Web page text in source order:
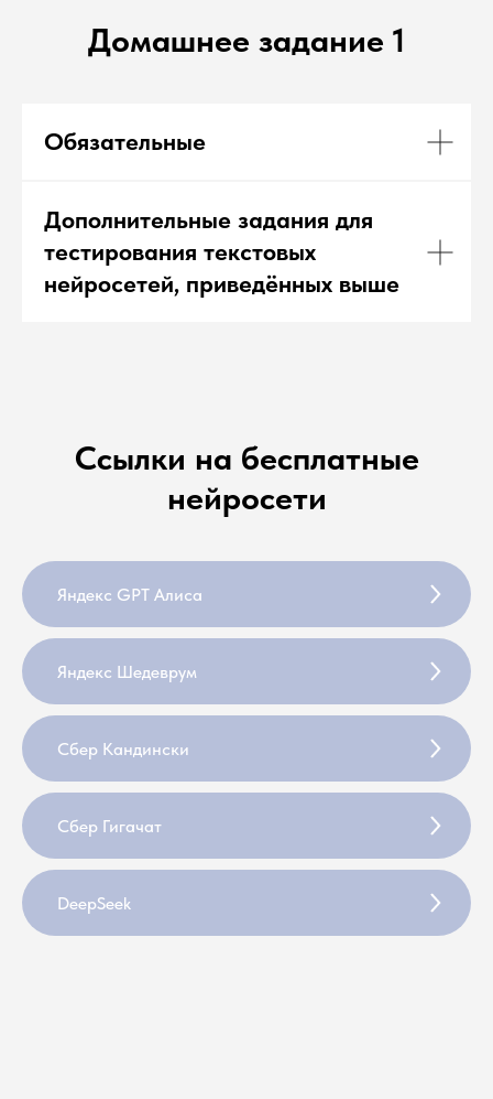
Домашнее задание 1
Обязательные
Дополнительные задания для
тестирования текстовых
нейросетей, приведённых выше
Ссылки на бесплатные
нейросети
Яндекс GPT Алиса
Яндекс Шедеврум
Сбер Кандински
Сбер Гигачат
DeepSeek